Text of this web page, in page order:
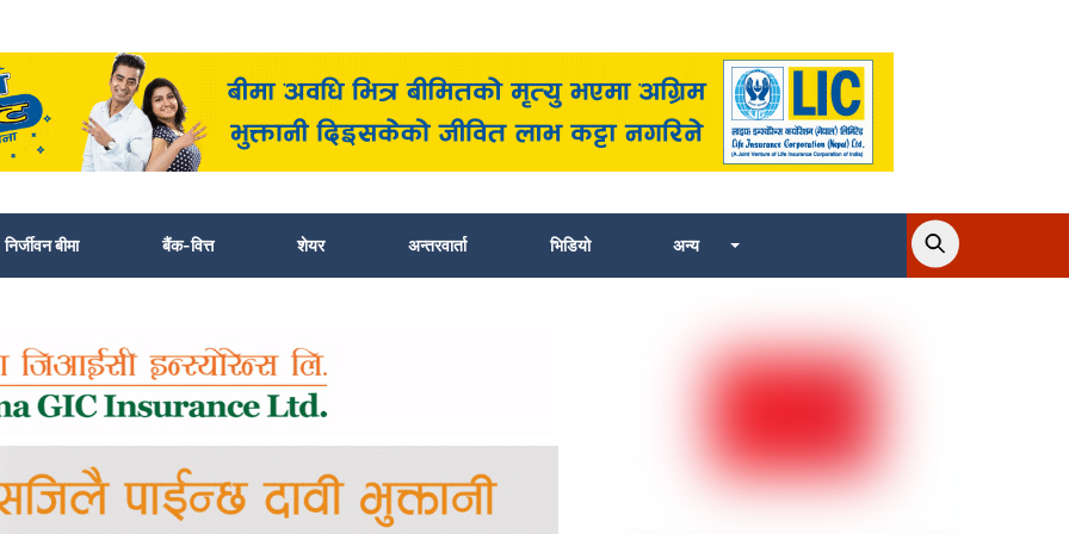
निर्जीवन बीमा बैंक-वित्त शेयर अन्तरवार्ता भिडियो अन्य